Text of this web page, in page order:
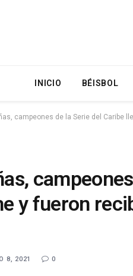
INICIO BÉISBOL
campeones de la Serie del Caribe
y fueron
8, 2021 0